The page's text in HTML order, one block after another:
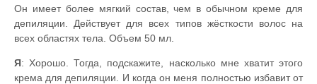
Он имеет более мягкий состав, чем в обычном креме для
депиляции. Действует для всех типов жёсткости волос на
всех областях тела. Объем 50 мл.
Я: Хорошо. Тогда, подскажите, насколько мне хватит этого
крема для депиляции. И когда он меня полностью избавит от